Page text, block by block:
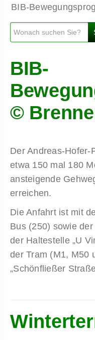
BIB-
BIB-
©
Der Andreas-Hofer-
etwa 150 mal 180
ansteigende
erreichen.
Die Anfahrt ist mit
Bus (250) sowie
der Haltestelle „U
der Tram (M1, M50
„Schönfließer